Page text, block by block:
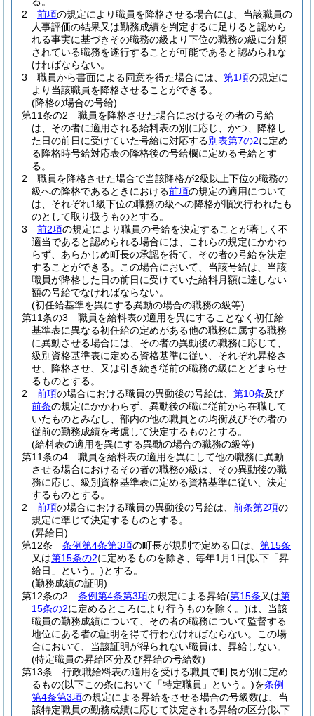
2
前項の規定により職員を降格させる場合には、当該職員の
人事評価の結果又は勤務成績を判定するに足りると認めら
れる事実に基づきその職務の級より下位の職務の級に分類
されている職務を遂行することが可能であると認められな
ければならない。
3
職員から書面による同意を得た場合には、 第1項の規定に
より当該職員を降格させることができる。
(降格の場合の号給)
第11条の2
職員を降格させた場合におけるその者の号給
は、その者に適用される給料表の別に応じ、かつ、降格し
た日の前日に受けていた号給に対応する別表第7の2に定め
る降格時号給対応表の降格後の号給欄に定める号給とす
る。
2
職員を降格させた場合で当該降格が2級以上下位の職務の
級への降格であるときにおける前項の規定の適用について
は、それぞれ1級下位の職務の級への降格が順次行われたも
のとして取り扱うものとする。
3
前2項の規定により職員の号給を決定することが著しく不
適当であると認められる場合には、これらの規定にかかわ
らず、あらかじめ町長の承認を得て、その者の号給を決定
することができる。
この場合において、当該号給は、当該
職員が降格した日の前日に受けていた給料月額に達しない
額の号給でなければならない。
(初任給基準を異にする異動の場合の職務の級等)
第11条の3
職員を給料表の適用を異にすることなく初任給
基準表に異なる初任給の定めがある他の職務に属する職務
に異動させる場合には、その者の異動後の職務に応じて、
級別資格基準表に定める資格基準に従い、それぞれ昇格さ
せ、降格させ、又は引き続き従前の職務の級にとどまらせ
るものとする。
2
前項の場合における職員の異動後の号給は、 第10条及び
前条の規定にかかわらず、異動後の職に従前から在職して
いたものとみなし、部内の他の職員との均衡及びその者の
従前の勤務成績を考慮して決定するものとする。
(給料表の適用を異にする異動の場合の職務の級等)
第11条の4
職員を給料表の適用を異にして他の職務に異動
させる場合におけるその者の職務の級は、その異動後の職
務に応じ、級別資格基準表に定める資格基準に従い、決定
するものとする。
2
前項の場合における職員の異動後の号給は、 前条第2項の
規定に準じて決定するものとする。
(昇給日)
第12条
条例第4条第3項の町長が規則で定める日は、 第15条
又は第15条の2に定めるものを除き、毎年1月1日(以下「昇
給日」という。)とする。
(勤務成績の証明)
第12条の2
条例第4条第3項の規定による昇給(第15条又は第
15条の2に定めるところにより行うものを除く。)は、当該
職員の勤務成績について、その者の職務について監督する
地位にある者の証明を得て行わなければならない。
この場
合において、当該証明が得られない職員は、昇給しない。
(特定職員の昇給区分及び昇給の号給数)
第13条
行政職給料表の適用を受ける職員で町長が別に定め
るもの(以下この条において「特定職員」という。)を条例
第4条第3項の規定による昇給をさせる場合の号級数は、当
該特定職員の勤務成績に応じて決定される昇給の区分(以下